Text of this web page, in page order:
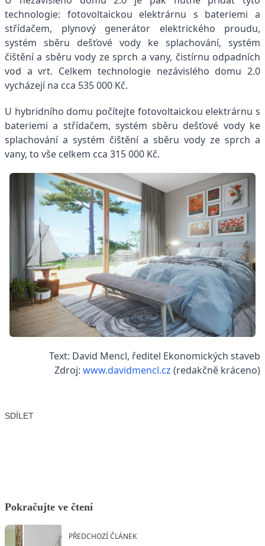
technologie: fotovoltaickou elektrárnu s bateriemi a
střídačem, plynový generátor elektrického proudu,
systém sběru dešťové vody ke splachování, systém
čištění a sběru vody ze sprch a vany, čistírnu odpadních
vod a vrt. Celkem technologie nezávislého domu 2.0
vycházejí na cca 535 000 Kč.
U hybridního domu počítejte fotovoltaickou elektrárnu s
bateriemi a střídačem, systém sběru dešťové vody ke
splachování a systém čištění a sběru vody ze sprch a
vany, to vše celkem cca 315 000 Kč.
Text: David Mencl, ředitel Ekonomických staveb
Zdroj: www.davidmencl.cz (redakčně kráceno)
SDÍLET
Pokračujte ve čtení
PŘEDCHOZÍ ČLÁNEK